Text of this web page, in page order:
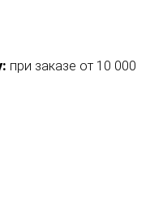
при заказе от 10 000